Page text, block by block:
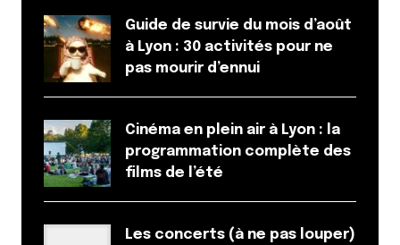
Guide de survie du mois d’août
à Lyon : 30 activités pour ne
pas mourir d’ennui
Cinéma en plein air à Lyon : la
programmation complète des
films de l’été
Les concerts (à ne pas louper)